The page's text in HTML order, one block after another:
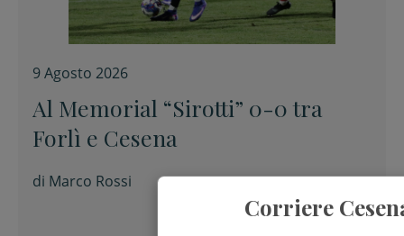
9 Agosto 2026
Al Memorial “Sirotti” 0-0 tra
Forlì e Cesena
di Marco Rossi
Corriere